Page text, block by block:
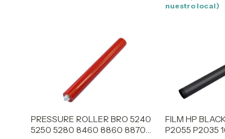
nuestro local)
PRESSURE ROLLER BRO 5240
5250 5280 8460 8860 8870
FILM HP
P2055 P2035